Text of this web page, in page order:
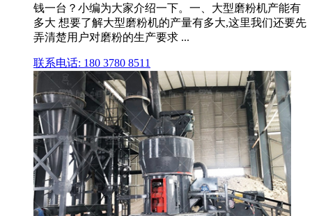
钱一台？小编为大家介绍一下。一、大型磨粉机产能有
多大 想要了解大型磨粉机的产量有多大,这里我们还要先
弄清楚用户对磨粉的生产要求 ...
联系电话: 180 3780 8511